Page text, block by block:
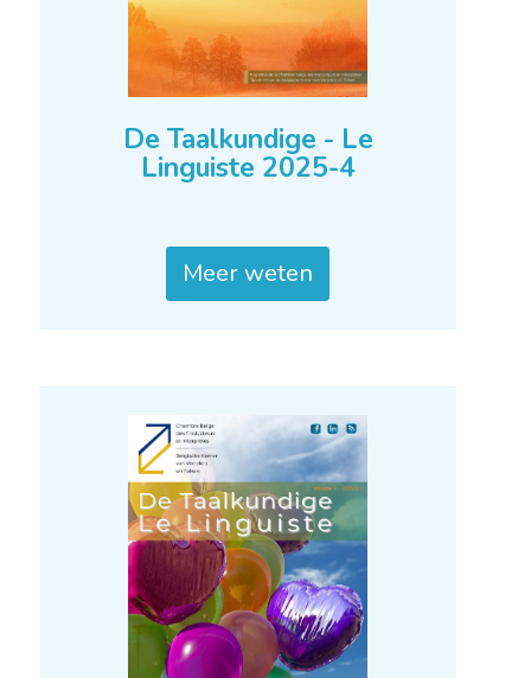
De Taalkundige - Le
Linguiste 2025-4
Meer weten